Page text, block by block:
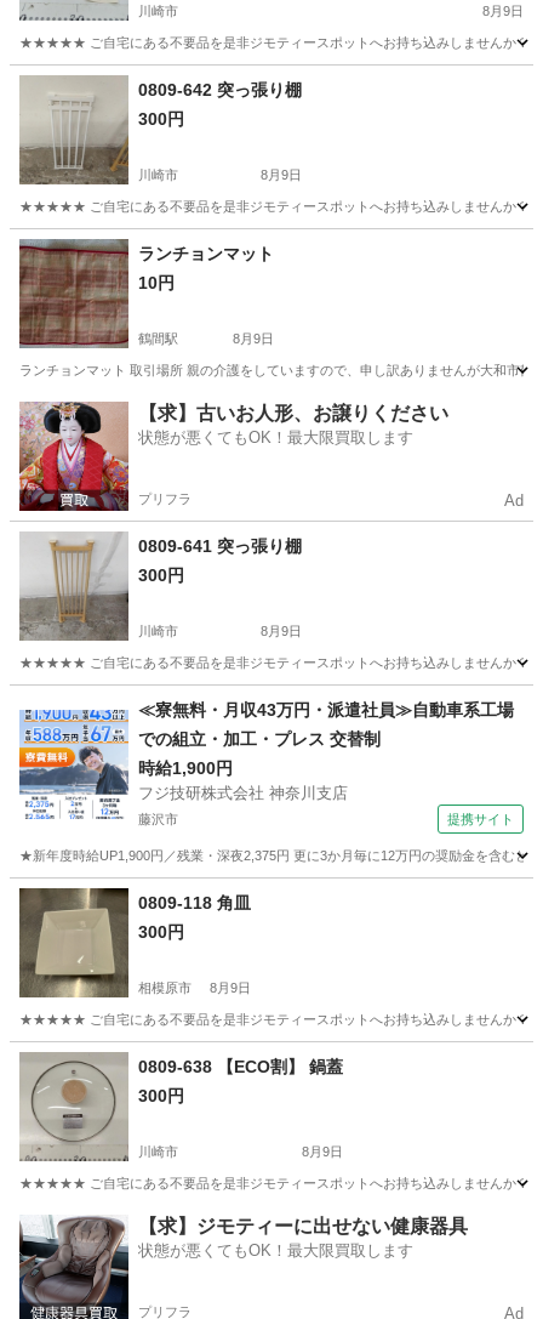
川崎市 8月9日
★★★★★ ご自宅にある不要品を是非ジモティースポットへお持ち込みしませんか？
神奈川 川崎市 マグカップ
0809-642 突っ張り棚
300円
川崎市 8月9日
★★★★★ ご自宅にある不要品を是非ジモティースポットへお持ち込みしませんか？
神奈川 川崎市 その他
ランチョンマット
10円
鶴間駅 8月9日
ランチョンマット 取引場所 親の介護をしていますので、申し訳ありませんが大和市
神奈川 鶴間駅 生活雑貨 ランチョンマット
【求】古いお人形、お譲りください
状態が悪くてもOK！最大限買取します
プリフラ Ad
0809-641 突っ張り棚
300円
川崎市 8月9日
★★★★★ ご自宅にある不要品を是非ジモティースポットへお持ち込みしませんか？
その他 現地
≪寮無料・月収43万円・派遣社員≫自動車系工場
での組立・加工・プレス 交替制
時給1,900円
フジ技研株式会社 神奈川支店
藤沢市 提携サイト
★新年度時給UP1,900円／残業・深夜2,375円 更に3か月毎に12万円の奨励金を含む
神奈川 藤沢市 0809-118 角皿
300円
相模原市 8月9日
★★★★★ ご自宅にある不要品を是非ジモティースポットへお持ち込みしませんか？
神奈川 相模原市0809-638 【ECO割】 鍋蓋
300円
川崎市 8月9日
★★★★★ ご自宅にある不要品を是非ジモティースポットへお持ち込みしませんか？
神奈川 川崎市 調理器具 現地
【求】ジモティーに出せない健康器具
状態が悪くてもOK！最大限買取します
プリフラ Ad